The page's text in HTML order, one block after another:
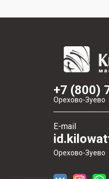
+7 (800)
Орехово-Зуево
E-mail
Орехово-Зуево